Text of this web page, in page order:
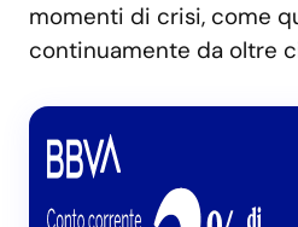
momenti di crisi, come
continuamente da oltre